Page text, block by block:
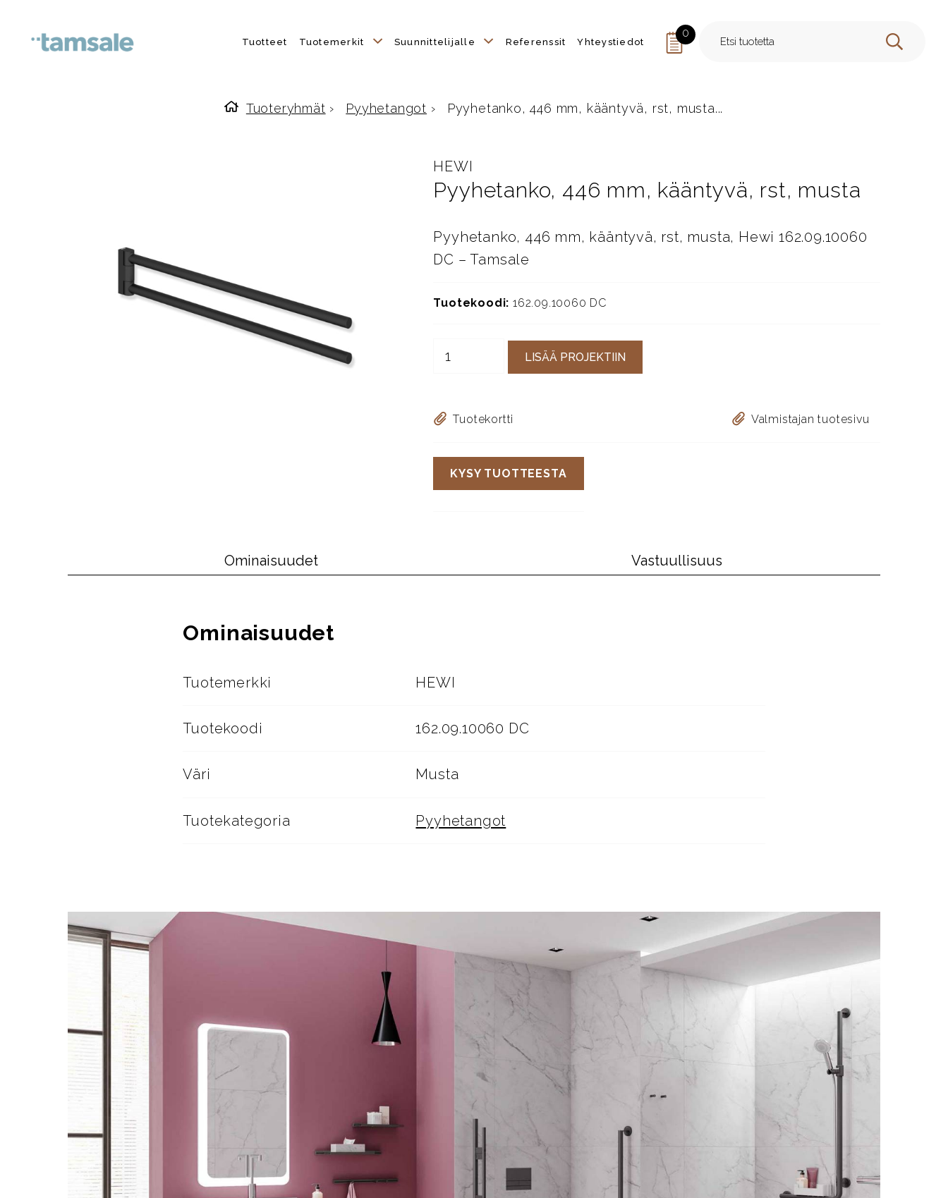
Tuotteet Tuotemerkit Suunnittelijalle Referenssit Yhteystiedot
0
HAE
Etusivulle
Tuoteryhmät › Pyyhetangot › Pyyhetanko, 446 mm, kääntyvä, rst, musta...
HEWI
Pyyhetanko, 446 mm, kääntyvä, rst, musta
Pyyhetanko, 446 mm, kääntyvä, rst, musta, Hewi 162.09.10060
DC – Tamsale
Tuotekoodi: 162.09.10060 DC
LISÄÄ PROJEKTIIN
Tuotekortti Valmistajan tuotesivu
KYSY TUOTTEESTA
Ominaisuudet Vastuullisuus
Ominaisuudet
Tuotemerkki HEWI
Tuotekoodi 162.09.10060 DC
Väri Musta
Tuotekategoria Pyyhetangot